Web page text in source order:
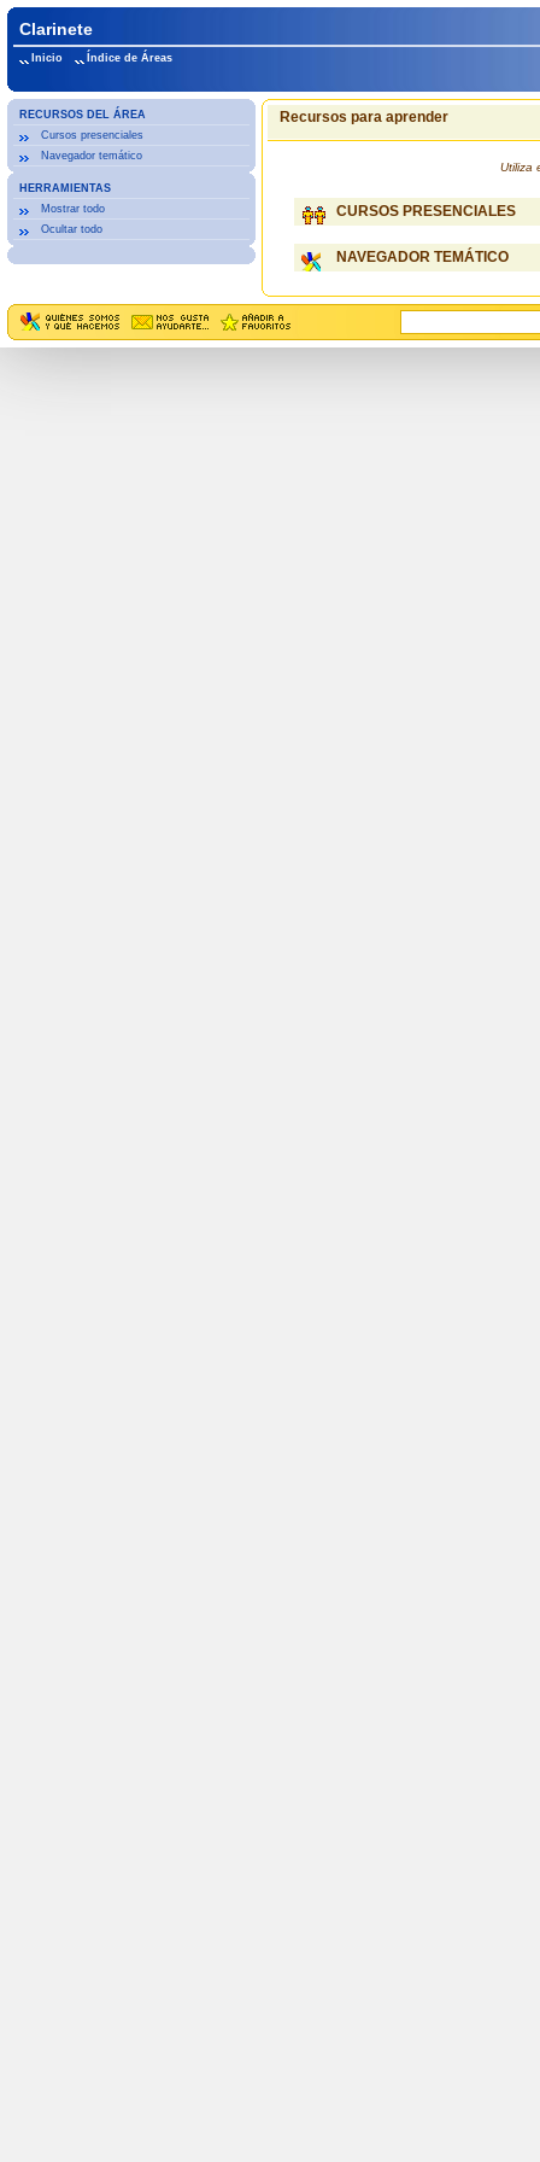
Clarinete
Inicio Índice de Áreas
RECURSOS DEL ÁREA
Cursos presenciales
Navegador temático
HERRAMIENTAS
Mostrar todo
Ocultar todo
Recursos para aprender
Utiliza
CURSOS PRESENCIALES
NAVEGADOR TEMÁTICO